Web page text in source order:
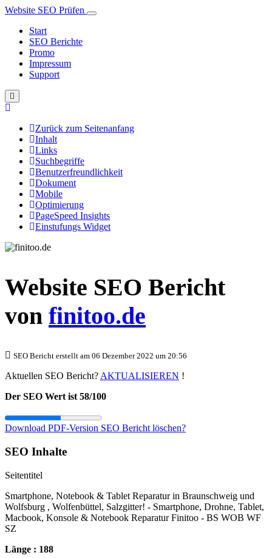
Website SEO Prüfen
Start
SEO Berichte
Promo
Impressum
Support
Zurück zum Seitenanfang
Inhalt
Links
Suchbegriffe
Benutzerfreundlichkeit
Dokument
Mobile
Optimierung
PageSpeed Insights
Einstufungs Widget
Website SEO Bericht
von finitoo.de
SEO Bericht erstellt am 06 Dezember 2022 um 20:56
Aktuellen SEO Bericht? AKTUALISIEREN !
Der SEO Wert ist 58/100
Download PDF-Version SEO Bericht löschen?
SEO Inhalte
Seitentitel
Smartphone, Notebook & Tablet Reparatur in Braunschweig und
Wolfsburg , Wolfenbüttel, Salzgitter! - Smartphone, Drohne, Tablet,
Macbook, Konsole & Notebook Reparatur Finitoo - BS WOB WF
SZ
Länge : 188